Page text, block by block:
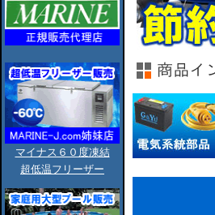
マイナス６０度凍結
超低温フリーザー